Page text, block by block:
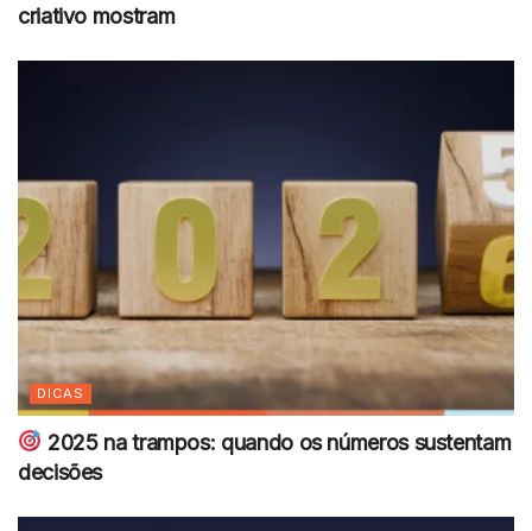
criativo mostram
DICAS
2025 na trampos: quando os números sustentam
decisões